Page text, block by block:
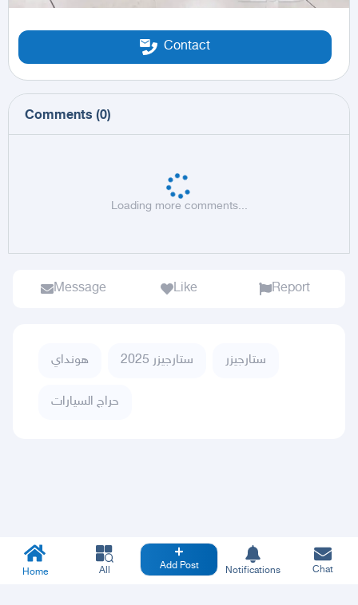
Contact
Comments (0)
Loading more comments...
Message Like Report
هونداي ستارجيزر 2025 ستارجيزر
حراج السيارات
Home All Add Post Notifications Chat